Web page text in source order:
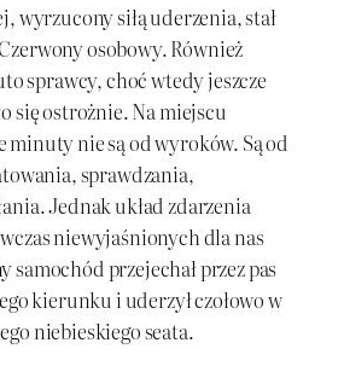
wyrzucony siłą uderzenia, stał
osobowy. Również
sprawcy, choć wtedy jeszcze
się ostrożnie. Na miejscu
minuty nie są od wyroków. Są od
sprawdzania,
Jednak układ zdarzenia
niewyjaśnionych dla nas
samochód przejechał przez pas
kierunku i uderzył czołowo w
niebieskiego seata.